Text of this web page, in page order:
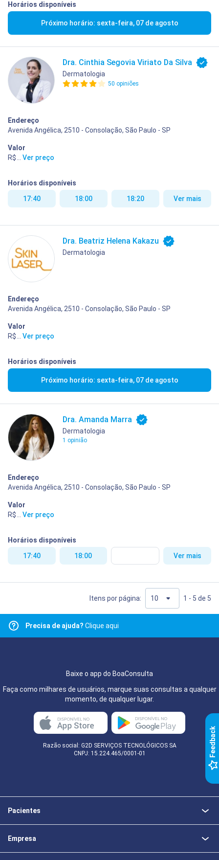
Horários disponíveis
Próximo horário: sexta-feira, 07 de agosto
Dra. Cinthia Segovia Viriato Da Silva
Dermatologia
50 opiniões
Endereço
Avenida Angélica, 2510 - Consolação, São Paulo - SP
Valor
R$ 400,00
Ver preço
Horários disponíveis
17:40
18:00 18:20 Ver mais
Dra. Beatriz Helena Kakazu
Dermatologia
Endereço
Avenida Angélica, 2510 - Consolação, São Paulo - SP
Valor
R$ 400,00
Ver preço
Horários disponíveis
Próximo horário: sexta-feira, 07 de agosto
Dra. Amanda Marra
Dermatologia
1 opinião
Endereço
Avenida Angélica, 2510 - Consolação, São Paulo - SP
Valor
R$ 400,00
Ver preço
Horários disponíveis
17:40
18:00 Ver mais
Itens por página: 1 - 5 de 5
Precisa de ajuda? Clique aqui
Baixe o app do BoaConsulta
Faça como milhares de usuários, marque suas consultas a qualquer
momento, de qualquer lugar.
Razão social: G2D SERVIÇOS TECNOLÓGICOS SA
CNPJ: 15.224.465/0001-01
Pacientes
Empresa
k